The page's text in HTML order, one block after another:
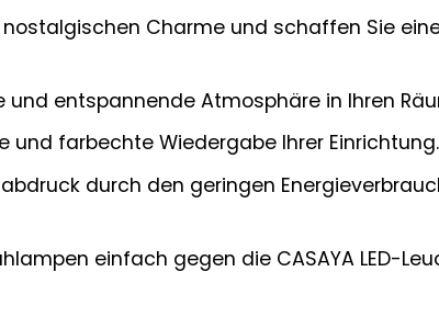
nostalgischen Charme und schaffen Sie
entspannende Atmosphäre in Ihren
und farbechte Wiedergabe Ihrer Einrichtung.
durch den geringen
einfach gegen die CASAYA LED-